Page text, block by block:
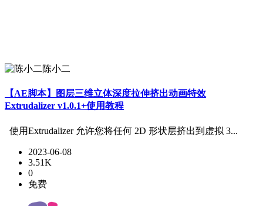
陈小二
【AE脚本】图层三维立体深度拉伸挤出动画特效
Extrudalizer v1.0.1+使用教程
使用Extrudalizer 允许您将任何 2D 形状层挤出到虚拟 3...
2023-06-08
3.51K
0
免费